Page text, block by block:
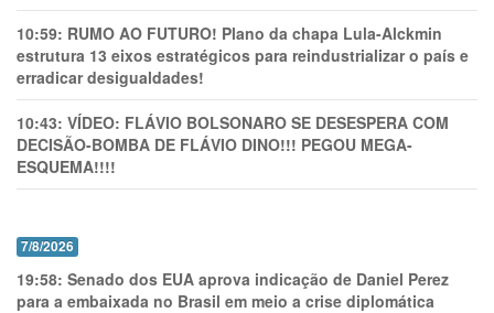
10:59: RUMO AO FUTURO! Plano da chapa Lula-Alckmin
estrutura 13 eixos estratégicos para reindustrializar o país e
erradicar desigualdades!
10:43: VÍDEO: FLÁVIO BOLSONARO SE DESESPERA COM
DECISÃO-BOMBA DE FLÁVIO DINO!!! PEGOU MEGA-
ESQUEMA!!!!
7/8/2026
19:58: Senado dos EUA aprova indicação de Daniel Perez
para a embaixada no Brasil em meio a crise diplomática